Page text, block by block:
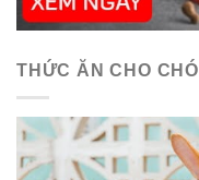
THỨC ĂN CHO CHÓ